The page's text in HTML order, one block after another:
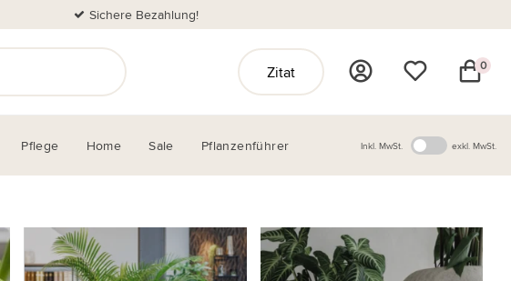
Sichere Bezahlung!
Zitat 0
Pflege Home Sale Pflanzenführer Inkl. MwSt. exkl. MwSt.